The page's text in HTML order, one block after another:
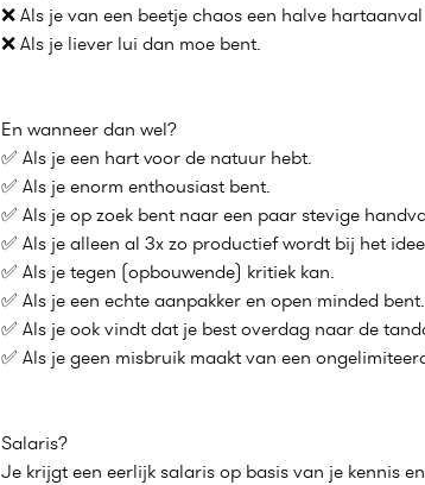
❌ Als je van een beetje chaos een halve
❌ Als je liever lui dan moe bent.
En wanneer dan wel?
✅ Als je een hart voor de natuur hebt.
✅ Als je enorm enthousiast bent.
✅ Als je op zoek bent naar een paar stevige
✅ Als je alleen al 3x zo productief wordt bij het
✅ Als je tegen (opbouwende) kritiek kan.
✅ Als je een echte aanpakker en open minded bent.
✅ Als je ook vindt dat je best overdag naar de
✅ Als je geen misbruik maakt van een
Salaris?
Je krijgt een eerlijk salaris op basis van je kennis